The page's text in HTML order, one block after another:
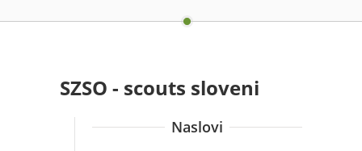
SZSO - scouts sloveni
Naslovi